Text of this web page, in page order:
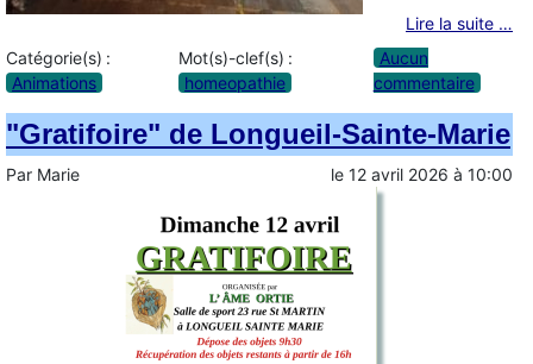
Lire la suite …
Catégorie(s) :
Animations
Mot(s)-clef(s) :
homeopathie
Aucun
commentaire
"Gratifoire" de Longueil-Sainte-Marie
Par Marie le 12 avril 2026 à 10:00